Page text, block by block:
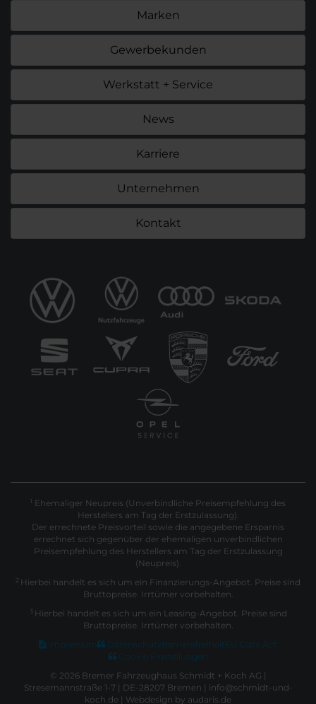
Marken
Gewerbekunden
Werkstatt + Service
News
Karriere
Unternehmen
Kontakt
1 Ehemaliger Neupreis (Unverbindliche Preisempfehlung des
Herstellers am Tag der Erstzulassung).
Der errechnete Preisvorteil sowie die angegebene Ersparnis
errechnet sich gegenüber der ehemaligen unverbindlichen
Preisempfehlung des Herstellers am Tag der Erstzulassung
(Neupreis).
2 Hierbei handelt es sich um ein Finanzierungs-Angebot. Preise sind
Bruttopreise. Irrtümer vorbehalten.
3 Hierbei handelt es sich um ein Leasing-Angebot. Preise sind
Bruttopreise. Irrtümer vorbehalten.
Impressum
Datenschutz Barrierefreiheit EU Data Act
Cookie Einstellungen
© 2026 Bremer Fahrzeughaus Schmidt + Koch AG |
Stresemannstraße 1-7 | DE-28207 Bremen | info@schmidt-und-
koch.de | Webdesign by audaris.de